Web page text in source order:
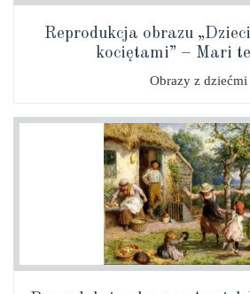
Reprodukcja obrazu
kociętami” – Mari
Obrazy z dziećmi